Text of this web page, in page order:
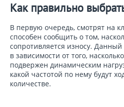
Как правильно
В первую очередь, смотрят на
способен сообщить о том,
сопротивляется износу.
в зависимости от того,
подвержен динамическим
какой частотой по нему будут
количестве.